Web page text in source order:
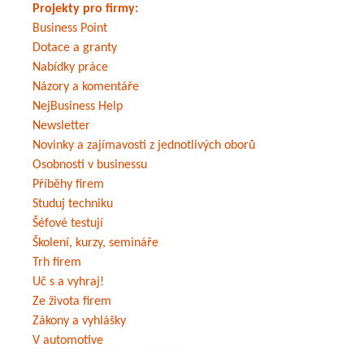
Projekty pro firmy:
Business Point
Dotace a granty
Nabídky práce
Názory a komentáře
NejBusiness Help
Newsletter
Novinky a zajímavosti z jednotlivých oborů
Osobnosti v businessu
Příběhy firem
Studuj techniku
Šéfové testují
Školení, kurzy, semináře
Trh firem
Uč s a vyhraj!
Ze života firem
Zákony a vyhlášky
V automotive